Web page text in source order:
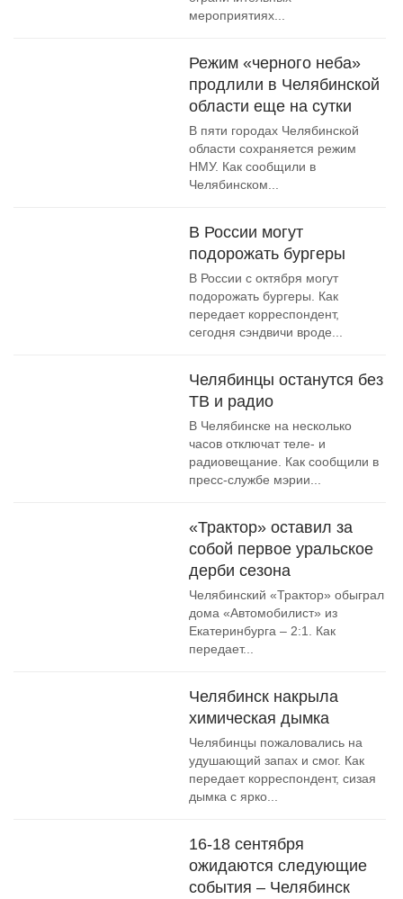
мероприятиях...
Режим «черного неба»
продлили в Челябинской
области еще на сутки
В пяти городах Челябинской
области сохраняется режим
НМУ. Как сообщили в
Челябинском...
В России могут
подорожать бургеры
В России с октября могут
подорожать бургеры. Как
передает корреспондент,
сегодня сэндвичи вроде...
Челябинцы останутся без
ТВ и радио
В Челябинске на несколько
часов отключат теле- и
радиовещание. Как сообщили в
пресс-службе мэрии...
«Трактор» оставил за
собой первое уральское
дерби сезона
Челябинский «Трактор» обыграл
дома «Автомобилист» из
Екатеринбурга – 2:1. Как
передает...
Челябинск накрыла
химическая дымка
Челябинцы пожаловались на
удушающий запах и смог. Как
передает корреспондент, сизая
дымка с ярко...
16-18 сентября
ожидаются следующие
события – Челябинск